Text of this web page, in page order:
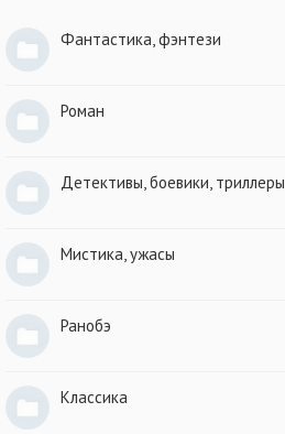
Фантастика, фэнтези
Роман
Детективы, боевики, триллеры
Мистика, ужасы
Ранобэ
Классика